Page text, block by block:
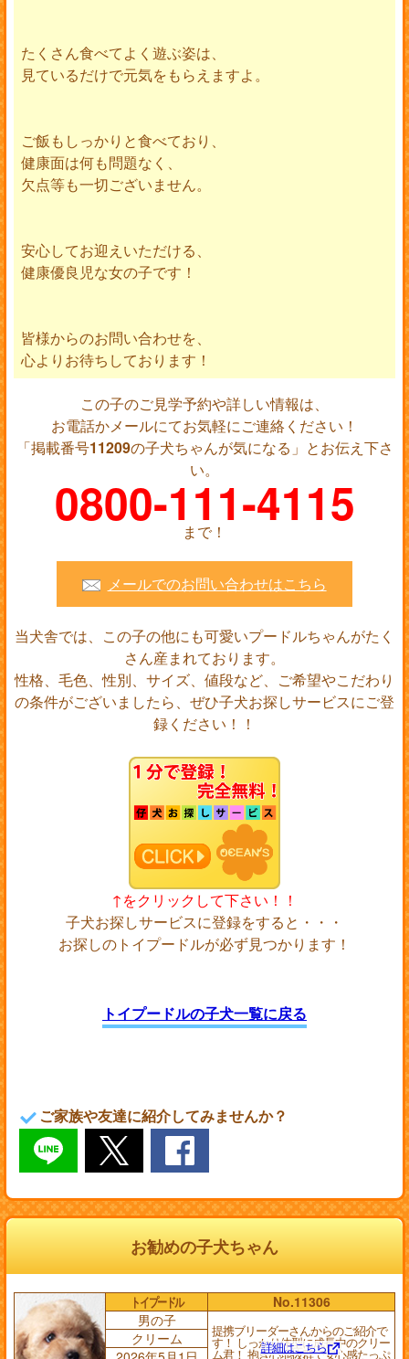
たくさん食べてよく遊ぶ姿は、
見ているだけで元気をもらえますよ。
ご飯もしっかりと食べており、
健康面は何も問題なく、
欠点等も一切ございません。
安心してお迎えいただける、
健康優良児な女の子です！
皆様からのお問い合わせを、
心よりお待ちしております！
この子のご見学予約や詳しい情報は、
お電話かメールにてお気軽にご連絡ください！
「掲載番号11209の子犬ちゃんが気になる」とお伝え下さ
い。
0800-111-4115
まで！
メールでのお問い合わせはこちら
当犬舎では、この子の他にも可愛いプードルちゃんがたく
さん産まれております。
性格、毛色、性別、サイズ、値段など、ご希望やこだわり
の条件がございましたら、ぜひ子犬お探しサービスにご登
録ください！！
↑をクリックして下さい！！
子犬お探しサービスに登録をすると・・・
お探しのトイプードルが必ず見つかります！
トイプードルの子犬一覧に戻る
ご家族や友達に紹介してみませんか？
お勧めの子犬ちゃん
トイプードル
No.11306
男の子
提携ブリーダーさんからのご紹介で
す！ しっかり体型に成長中のクリー
ム君！ 抱き心地抜群で安心感たっぷ
詳細はこちら
クリーム